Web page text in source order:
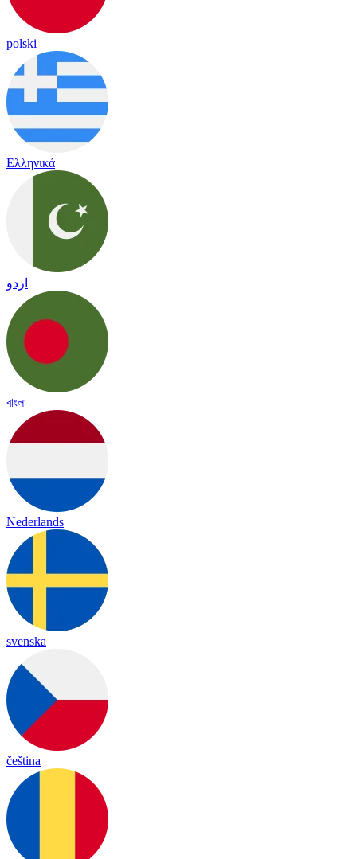
polski
Ελληνικά
اردو
বাংলা
Nederlands
svenska
čeština